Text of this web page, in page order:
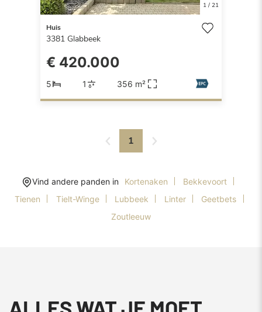
1/ 21
Huis
3381 Glabbeek
€ 420.000
5 1 356 m²
1
Vind andere panden in Kortenaken
Bekkevoort
Tienen
Tielt-Winge Lubbeek Linter
Geetbets
Zoutleeuw